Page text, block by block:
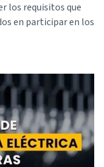
los requisitos que
en participar en los